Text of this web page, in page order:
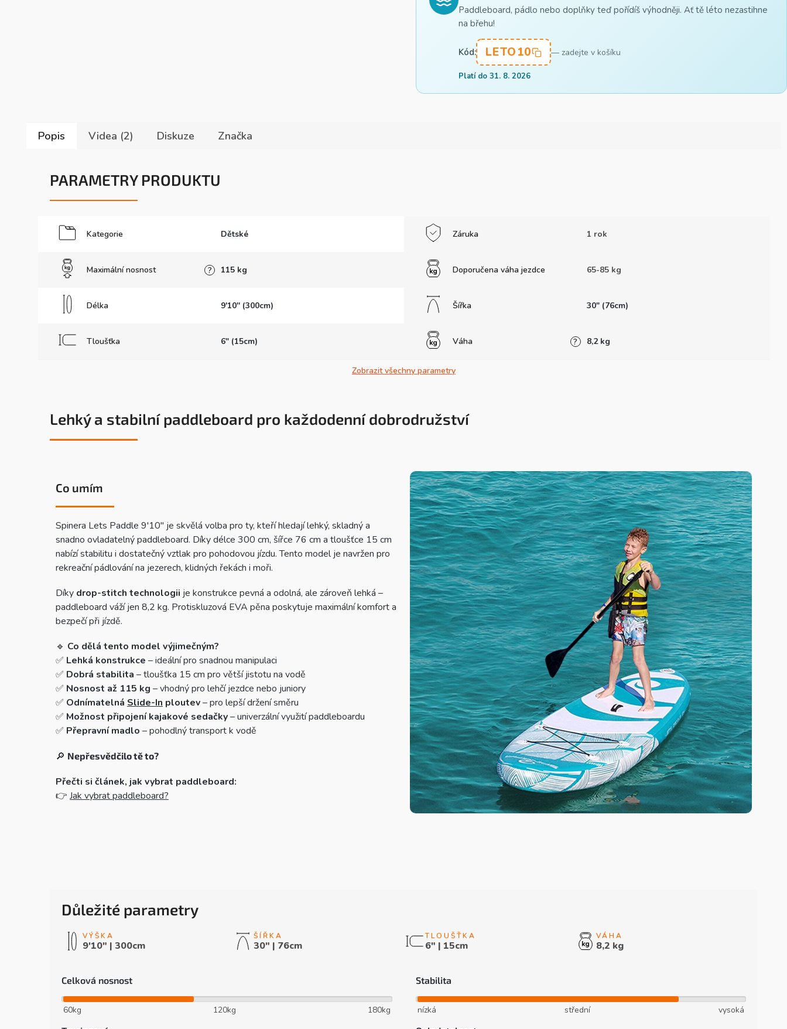
Paddleboard, pádlo nebo doplňky teď pořídíš výhodněji. Ať tě léto nezastihne
na břehu!
Kód: LETO10 — zadejte v košíku
Platí do 31. 8. 2026
Popis Videa (2) Diskuze Značka
Lehký a stabilní paddleboard pro každodenní dobrodružství
Co umím
Spinera Lets Paddle 9'10" je skvělá volba pro ty, kteří hledají lehký, skladný a
snadno ovladatelný paddleboard. Díky délce 300 cm, šířce 76 cm a tloušťce 15 cm
nabízí stabilitu i dostatečný vztlak pro pohodovou jízdu. Tento model je navržen pro
rekreační pádlování na jezerech, klidných řekách i moři.
Díky drop-stitch technologii je konstrukce pevná a odolná, ale zároveň lehká –
paddleboard váží jen 8,2 kg. Protiskluzová EVA pěna poskytuje maximální komfort a
bezpečí při jízdě.
🔹 Co dělá tento model výjimečným?
✅ Lehká konstrukce – ideální pro snadnou manipulaci
✅ Dobrá stabilita – tloušťka 15 cm pro větší jistotu na vodě
✅ Nosnost až 115 kg – vhodný pro lehčí jezdce nebo juniory
✅ Odnímatelná Slide-In ploutev– pro lepší držení směru
✅ Možnost připojení kajakové sedačky– univerzální využití paddleboardu
✅ Přepravní madlo – pohodlný transport k vodě
🔎 Nepřesvědčilo tě to?
Přečti si článek, jak vybrat paddleboard:
👉 Jak vybrat paddleboard?
Důležité parametry
9'10" | 300cm 30" | 76cm 6" | 15cm 8,2 kg
Celková nosnost
60kg 120kg 180kg
Stabilita
nízká střední
vysoká
PARAMETRY PRODUKTU
Kategorie Dětské Záruka 1 rok
?
Maximální nosnost 115 kg Doporučena váha jezdce 65-85 kg
Délka 9'10'' (300cm) Šířka 30" (76cm)
Tloušťka 6" (15cm) ?
Váha 8,2 kg
Zobrazit všechny parametry